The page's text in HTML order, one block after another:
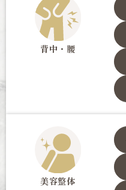
背中・腰
美容整体